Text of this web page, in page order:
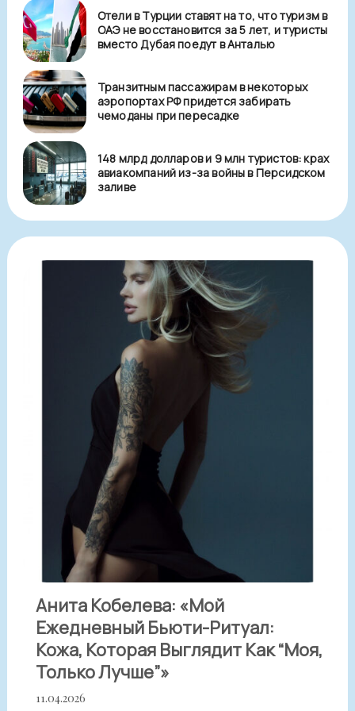
Отели в Турции ставят на то, что туризм в
ОАЭ не восстановится за 5 лет, и туристы
вместо Дубая поедут в Анталью
Транзитным пассажирам в некоторых
аэропортах РФ придется забирать
чемоданы при пересадке
148 млрд долларов и 9 млн туристов: крах
авиакомпаний из-за войны в Персидском
заливе
Анита Кобелева: «Мой
Ежедневный Бьюти-Ритуал:
Кожа, Которая Выглядит Как “моя,
Только Лучше”»
11.04.2026